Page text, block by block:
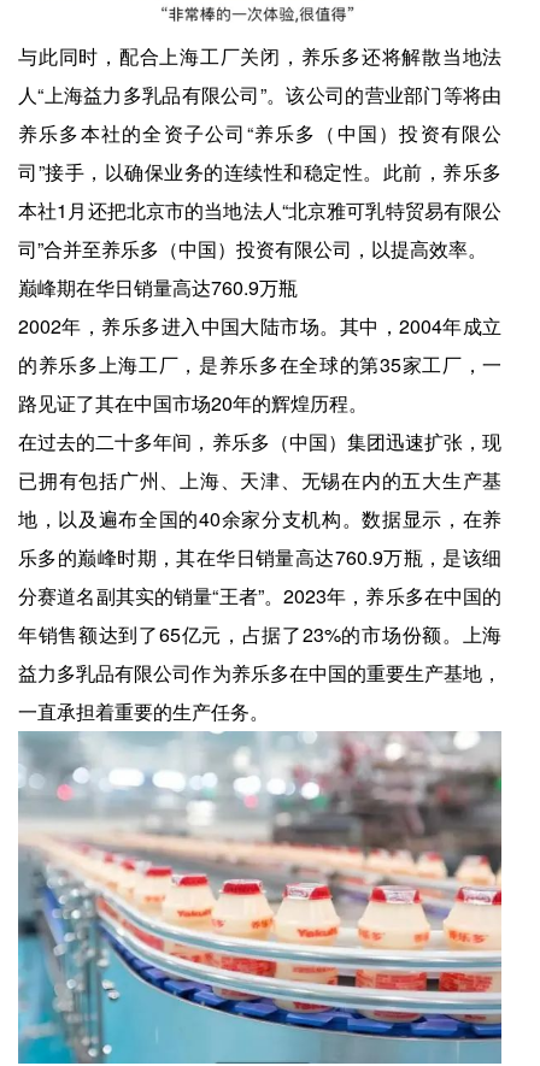
与此同时，配合上海工厂关闭，养乐多还将解散当地法
人“上海益力多乳品有限公司”。该公司的营业部门等将由
养乐多本社的全资子公司“养乐多（中国）投资有限公
司”接手，以确保业务的连续性和稳定性。此前，养乐多
本社1月还把北京市的当地法人“北京雅可乳特贸易有限公
司”合并至养乐多（中国）投资有限公司，以提高效率。
巅峰期在华日销量高达760.9万瓶
2002年，养乐多进入中国大陆市场。其中，2004年成立
的养乐多上海工厂，是养乐多在全球的第35家工厂，一
路见证了其在中国市场20年的辉煌历程。
在过去的二十多年间，养乐多（中国）集团迅速扩张，现
已拥有包括广州、上海、天津、无锡在内的五大生产基
地，以及遍布全国的40余家分支机构。数据显示，在养
乐多的巅峰时期，其在华日销量高达760.9万瓶，是该细
分赛道名副其实的销量“王者”。2023年，养乐多在中国的
年销售额达到了65亿元，占据了23%的市场份额。上海
益力多乳品有限公司作为养乐多在中国的重要生产基地，
一直承担着重要的生产任务。